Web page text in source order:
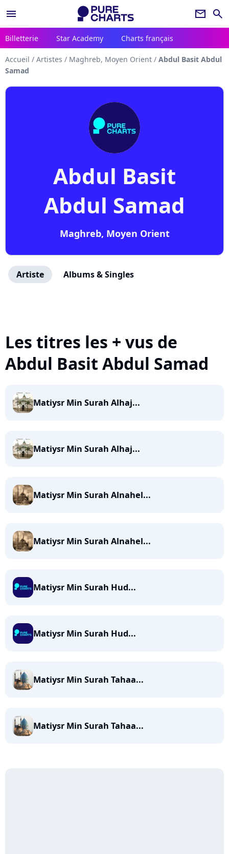
menu newsletter search
Billetterie Star Academy Charts français
Accueil / Artistes / Maghreb, Moyen Orient / Abdul Basit Abdul
Samad
Abdul Basit
Abdul Samad
Maghreb, Moyen Orient
Artiste Albums & Singles
Les titres les + vus de
Abdul Basit Abdul Samad
Matiysr Min Surah Alhaj...
Matiysr Min Surah Alhaj...
Matiysr Min Surah Alnahel...
Matiysr Min Surah Alnahel...
Matiysr Min Surah Hud...
Matiysr Min Surah Hud...
Matiysr Min Surah Tahaa...
Matiysr Min Surah Tahaa...